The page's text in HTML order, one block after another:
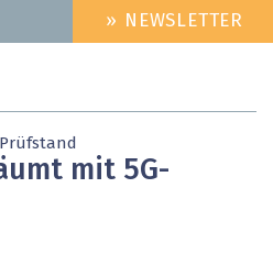
HEADER
MENU
» NEWSLETTER
mit 5G-